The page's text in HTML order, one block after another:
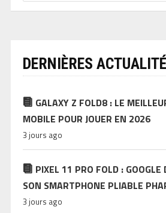
DERNIÈRES
GALAXY Z FOLD8 : LE
MOBILE POUR JOUER EN 2026
3 jours ago
PIXEL 11 PRO FOLD : GOOGLE
SON SMARTPHONE PLIABLE
3 jours ago